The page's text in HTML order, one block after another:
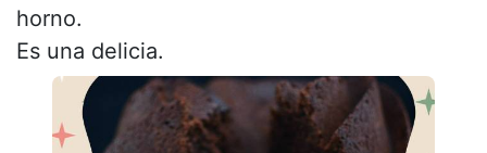
horno.
Es una delicia.